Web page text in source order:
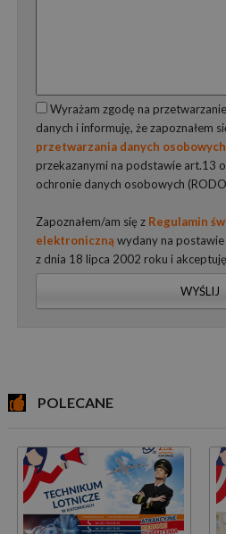
Wyrażam zgodę na
danych i informuję, że zapoznałem
przetwarzania danych
przekazanymi na podstawie art.13
ochronie danych osobowych
Zapoznałem/am się z Regulamin
elektroniczną wydany na
z dnia 18 lipca 2002 roku i
WYŚLIJ
POLECANE